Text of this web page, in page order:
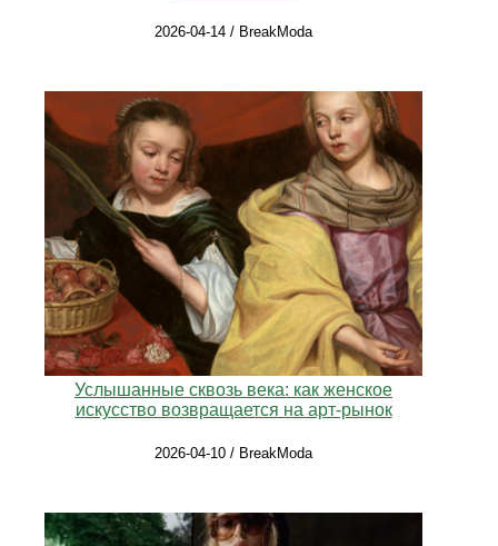
2026-04-14 / BreakModa
Услышанные сквозь века: как женское
искусство возвращается на арт-рынок
2026-04-10 / BreakModa